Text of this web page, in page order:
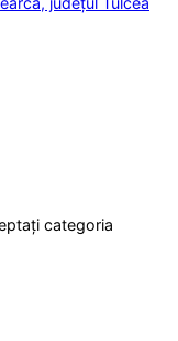
categoria